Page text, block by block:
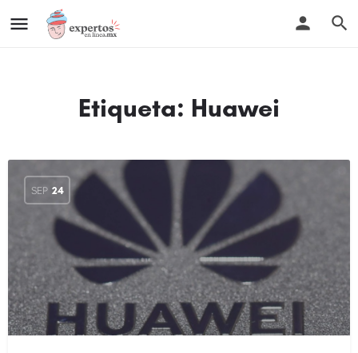
Etiqueta: Huawei
SEP 24